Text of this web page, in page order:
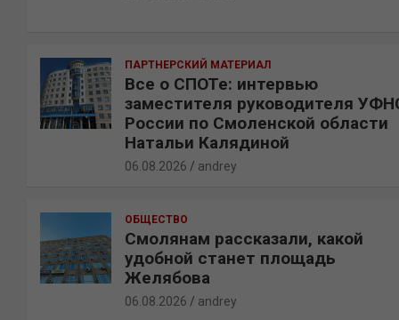
ПАРТНЕРСКИЙ МАТЕРИАЛ
Все о СПОТе: интервью
заместителя руководителя
России по Смоленской области
Натальи Калядиной
06.08.2026 andrey
ОБЩЕСТВО
Смолянам рассказали, какой
удобной станет площадь
Желябова
06.08.2026 andrey